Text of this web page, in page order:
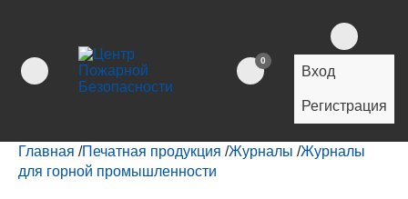
0
Вход
Регистрация
Главная /Печатная продукция /Журналы /Журналы
для горной промышленности